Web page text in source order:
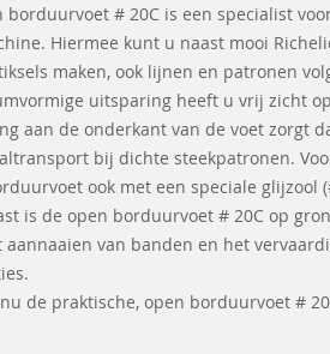
borduurvoet # 20C is een specialist
Hiermee kunt u naast mooi
maken, ook lijnen en patronen
uitsparing heeft u vrij zicht
aan de onderkant van de voet zorgt
bij dichte steekpatronen.
ook met een speciale glijzool
is de open borduurvoet # 20C op
aannaaien van banden en het
de praktische, open borduurvoet #